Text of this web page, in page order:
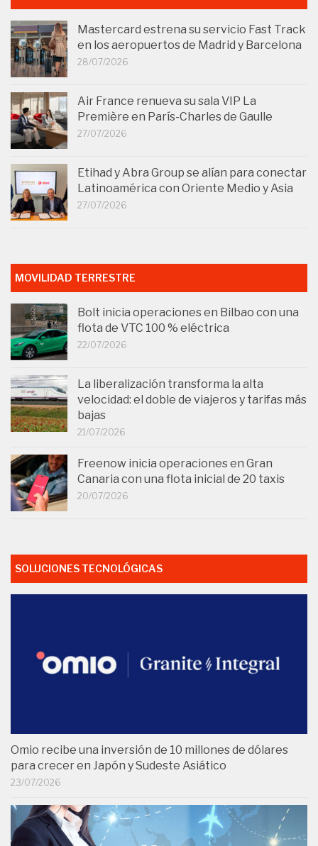
Mastercard estrena su servicio Fast Track
en los aeropuertos de Madrid y Barcelona
28/07/2026
Air France renueva su sala VIP La
Première en París-Charles de Gaulle
27/07/2026
Etihad y Abra Group se alían para conectar
Latinoamérica con Oriente Medio y Asia
27/07/2026
MOVILIDAD TERRESTRE
Bolt inicia operaciones en Bilbao con una
flota de VTC 100 % eléctrica
22/07/2026
La liberalización transforma la alta
velocidad: el doble de viajeros y tarifas más
bajas
21/07/2026
Freenow inicia operaciones en Gran
Canaria con una flota inicial de 20 taxis
20/07/2026
SOLUCIONES TECNOLÓGICAS
Omio recibe una inversión de 10 millones de dólares
para crecer en Japón y Sudeste Asiático
23/07/2026